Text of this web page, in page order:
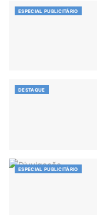
ESPECIAL PUBLICITÁRIO
DESTAQUE
ESPECIAL PUBLICITÁRIO